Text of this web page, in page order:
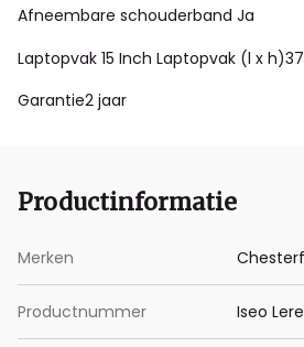
Afneembare schouderband Ja
Laptopvak 15 Inch Laptopvak (l x
Garantie2 jaar
Productinformatie
Merken
Productnummer Iseo